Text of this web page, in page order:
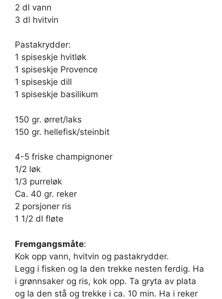
2 dl vann
3 dl hvitvin
Pastakrydder:
1 spiseskje hvitløk
1 spiseskje Provence
1 spiseskje dill
1 spiseskje basilikum
150 gr. ørret/laks
150 gr. hellefisk/steinbit
4-5 friske champignoner
1/2 løk
1/3 purreløk
Ca. 40 gr. reker
2 porsjoner ris
1 1/2 dl fløte
Fremgangsmåte:
Kok opp vann, hvitvin og pastakrydder.
Legg i fisken og la den trekke nesten ferdig. Ha
i grønnsaker og ris, kok opp. Ta gryta av plata
og la den stå og trekke i ca. 10 min. Ha i reker